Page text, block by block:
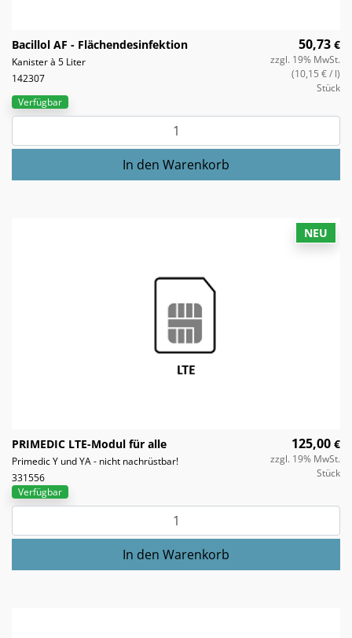
Bacillol AF - Flächendesinfektion
Kanister à 5 Liter
142307
50,73 €
zzgl. 19% MwSt.
(10,15 €/ l)
Stück
Verfügbar
NEU
PRIMEDIC LTE-Modul für alle
Primedic Y und YA - nicht nachrüstbar!
331556
125,00 €
zzgl. 19% MwSt.
Stück
Verfügbar